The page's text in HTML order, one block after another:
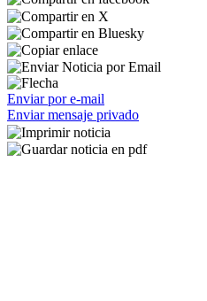
Enviar por e-mail
Enviar mensaje privado